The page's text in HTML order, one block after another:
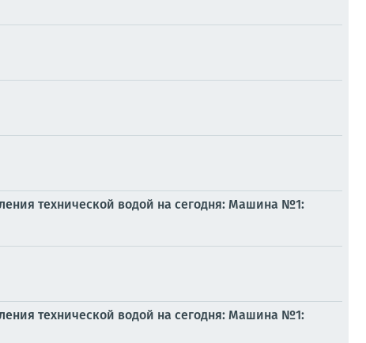
технической водой на сегодня: Машина №1:
технической водой на сегодня: Машина №1: